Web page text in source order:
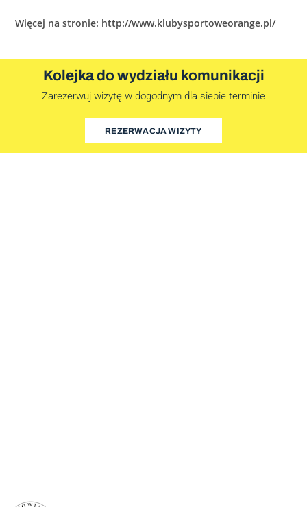
Więcej na stronie: http://www.klubysportoweorange.pl/
Kolejka do wydziału komunikacji
Zarezerwuj wizytę w dogodnym dla siebie terminie
REZERWACJA WIZYTY